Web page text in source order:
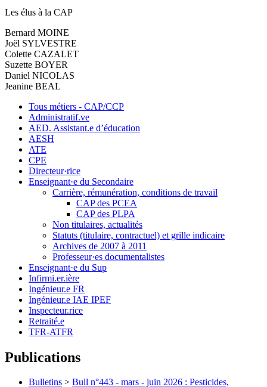
Les élus à la CAP
Bernard MOINE
Joël SYLVESTRE
Colette CAZALET
Suzette BOYER
Daniel NICOLAS
Jeanine BEAL
Tous métiers - CAP/CCP
Administratif.ve
AED. Assistant.e d’éducation
AESH
ATE
CPE
Directeur·rice
Enseignant·e du Secondaire
Carrière, rémunération, conditions de travail
CAP des PCEA
CAP des PLPA
Non titulaires, actualités
Statuts (titulaire, contractuel) et grille indicaire
Archives de 2007 à 2011
Professeur·es documentalistes
Enseignant·e du Sup
Infirmi.er.ière
Ingénieur.e FR
Ingénieur.e IAE IPEF
Inspecteur.rice
Retraité.e
TFR-ATFR
Publications
Bulletins > Bull n°443 - mars - juin 2026 : Pesticides,